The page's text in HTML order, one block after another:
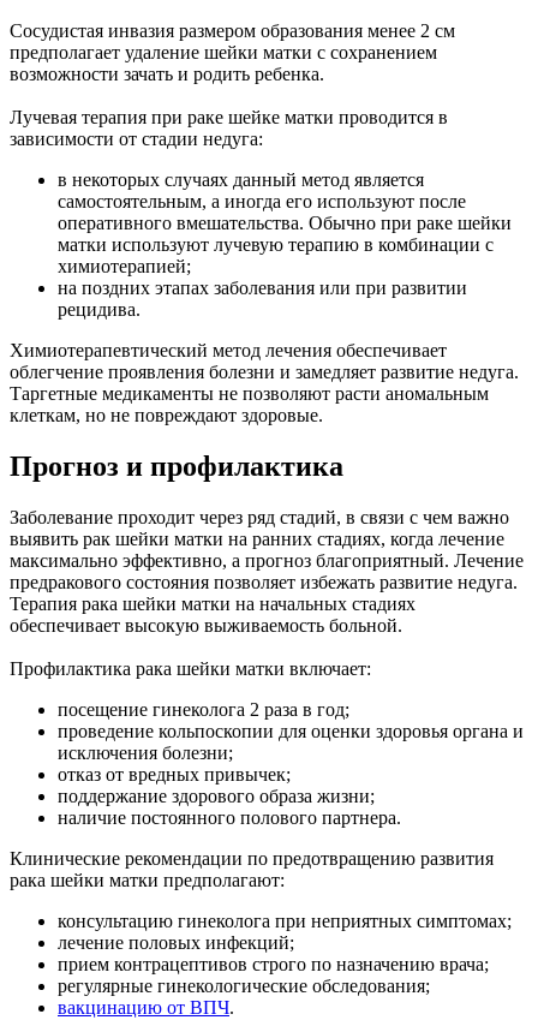
Сосудистая инвазия размером образования менее 2 см
предполагает удаление шейки матки с сохранением
возможности зачать и родить ребенка.
Лучевая терапия при раке шейке матки проводится в
зависимости от стадии недуга:
в некоторых случаях данный метод является
самостоятельным, а иногда его используют после
оперативного вмешательства. Обычно при раке шейки
матки используют лучевую терапию в комбинации с
химиотерапией;
на поздних этапах заболевания или при развитии
рецидива.
Химиотерапевтический метод лечения обеспечивает
облегчение проявления болезни и замедляет развитие недуга.
Таргетные медикаменты не позволяют расти аномальным
клеткам, но не повреждают здоровые.
Прогноз и профилактика
Заболевание проходит через ряд стадий, в связи с чем важно
выявить рак шейки матки на ранних стадиях, когда лечение
максимально эффективно, а прогноз благоприятный. Лечение
предракового состояния позволяет избежать развитие недуга.
Терапия рака шейки матки на начальных стадиях
обеспечивает высокую выживаемость больной.
Профилактика рака шейки матки включает:
посещение гинеколога 2 раза в год;
проведение кольпоскопии для оценки здоровья органа и
исключения болезни;
отказ от вредных привычек;
поддержание здорового образа жизни;
наличие постоянного полового партнера.
Клинические рекомендации по предотвращению развития
рака шейки матки предполагают:
консультацию гинеколога при неприятных симптомах;
лечение половых инфекций;
прием контрацептивов строго по назначению врача;
регулярные гинекологические обследования;
вакцинацию от ВПЧ.